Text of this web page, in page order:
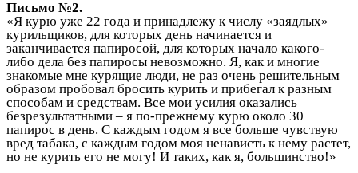
Письмо №2.
«Я курю уже 22 года и принадлежу к числу «заядлых»
курильщиков, для которых день начинается и
заканчивается папиросой, для которых начало какого-
либо дела без папиросы невозможно. Я, как и многие
знакомые мне курящие люди, не раз очень решительным
образом пробовал бросить курить и прибегал к разным
способам и средствам. Все мои усилия оказались
безрезультатными – я по-прежнему курю около 30
папирос в день. С каждым годом я все больше чувствую
вред табака, с каждым годом моя ненависть к нему растет,
но не курить его не могу! И таких, как я, большинство!»